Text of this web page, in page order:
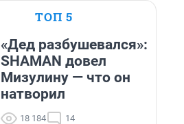
ТОП 5
«Дед разбушевался»:
SHAMAN довел
Мизулину — что он
натворил
18 184 14